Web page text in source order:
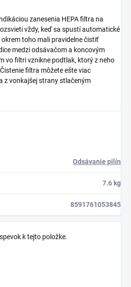
zanesenia HEPA filtra na
vždy, keď sa spustí automatické
toho mali pravidelne čistiť
medzi odsávačom a koncovým
vo filtri vznikne podtlak, ktorý z neho
filtra môžete ešte viac
z vonkajšej strany stlačeným
Odsávanie pilín
7.6 kg
8591761053845
k tejto položke.